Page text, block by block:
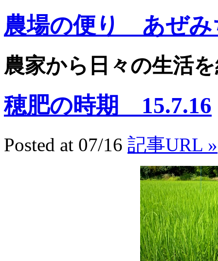
農場の便り あぜみ
農家から日々の生活
穂肥の時期 15.7.16
Posted at 07/16 記事URL »